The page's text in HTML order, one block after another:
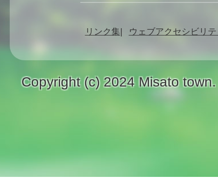
リンク集 ウェブアクセシビリ
Copyright (c) 2024 Misato